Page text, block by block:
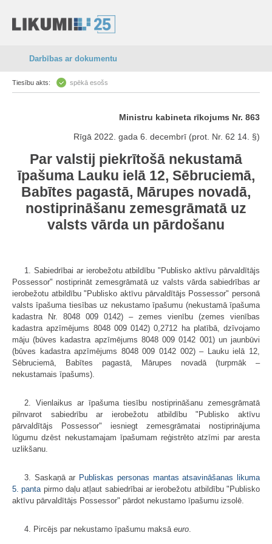
Darbības ar dokumentu
Tiesību akts: spēkā esošs
Ministru kabineta rīkojums Nr. 863
Rīgā 2022. gada 6. decembrī (prot. Nr. 62 14. §)
Par valstij piekrītošā nekustamā
īpašuma Lauku ielā 12, Sēbruciemā,
Babītes pagastā, Mārupes novadā,
nostiprināšanu zemesgrāmatā uz
valsts vārda un pārdošanu
1. Sabiedrībai ar ierobežotu atbildību "Publisko aktīvu pārvaldītājs
Possessor" nostiprināt zemesgrāmatā uz valsts vārda sabiedrības ar
ierobežotu atbildību "Publisko aktīvu pārvaldītājs Possessor" personā
valsts īpašuma tiesības uz nekustamo īpašumu (nekustamā īpašuma
kadastra Nr. 8048 009 0142) – zemes vienību (zemes vienības
kadastra apzīmējums 8048 009 0142) 0,2712 ha platībā, dzīvojamo
māju (būves kadastra apzīmējums 8048 009 0142 001) un jaunbūvi
(būves kadastra apzīmējums 8048 009 0142 002) – Lauku ielā 12,
Sēbruciemā, Babītes pagastā, Mārupes novadā (turpmāk –
nekustamais īpašums).
2. Vienlaikus ar īpašuma tiesību nostiprināšanu zemesgrāmatā
pilnvarot sabiedrību ar ierobežotu atbildību "Publisko aktīvu
pārvaldītājs Possessor" iesniegt zemesgrāmatai nostiprinājuma
lūgumu dzēst nekustamajam īpašumam reģistrēto atzīmi par aresta
uzlikšanu.
3. Saskaņā ar Publiskas personas mantas atsavināšanas likuma
5. panta pirmo daļu atļaut sabiedrībai ar ierobežotu atbildību "Publisko
aktīvu pārvaldītājs Possessor" pārdot nekustamo īpašumu izsolē.
4. Pircējs par nekustamo īpašumu maksā euro